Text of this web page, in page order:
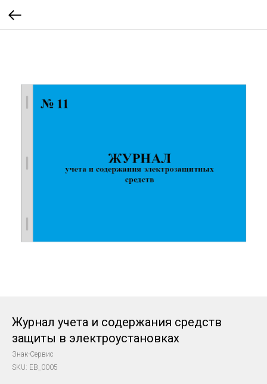
Журнал учета и содержания средств
защиты в электроустановках
Знак-Сервис
SKU: EB_0005